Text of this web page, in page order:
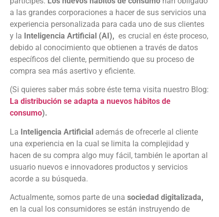
a las grandes corporaciones a hacer de sus servicios una
experiencia personalizada para cada uno de sus clientes
y la Inteligencia Artificial (AI), es crucial en éste proceso,
debido al conocimiento que obtienen a través de datos
específicos del cliente, permitiendo que su proceso de
compra sea más asertivo y eficiente.
(Si quieres saber más sobre éste tema visita nuestro Blog:
La distribución se adapta a nuevos hábitos de
consumo).
La Inteligencia Artificial además de ofrecerle al cliente
una experiencia en la cual se limita la complejidad y
hacen de su compra algo muy fácil, también le aportan al
usuario nuevos e innovadores productos y servicios
acorde a su búsqueda.
Actualmente, somos parte de una sociedad digitalizada,
en la cual los consumidores se están instruyendo de